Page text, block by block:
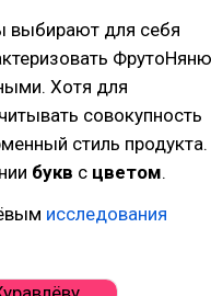
выбирают для себя
ФрутоНяню
Хотя для
совокупность
стиль продукта.
букв с цветом.
исследования